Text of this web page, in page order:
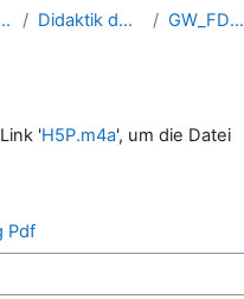
im Cluster Österreich Mitte Didaktik der Geo- und Wirtschaftsmedien (GW B 5.2) GW_FDGeomedien_LernplattformMoodle
'H5P.m4a', um die Datei
Pdf